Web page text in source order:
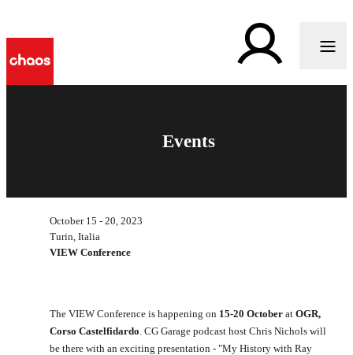
Events
October 15 - 20, 2023
Turin, Italia
VIEW Conference
The VIEW Conference is happening on 15-20 October at OGR,
Corso Castelfidardo . CG Garage podcast host Chris Nichols will
be there with an exciting presentation - "My History with Ray